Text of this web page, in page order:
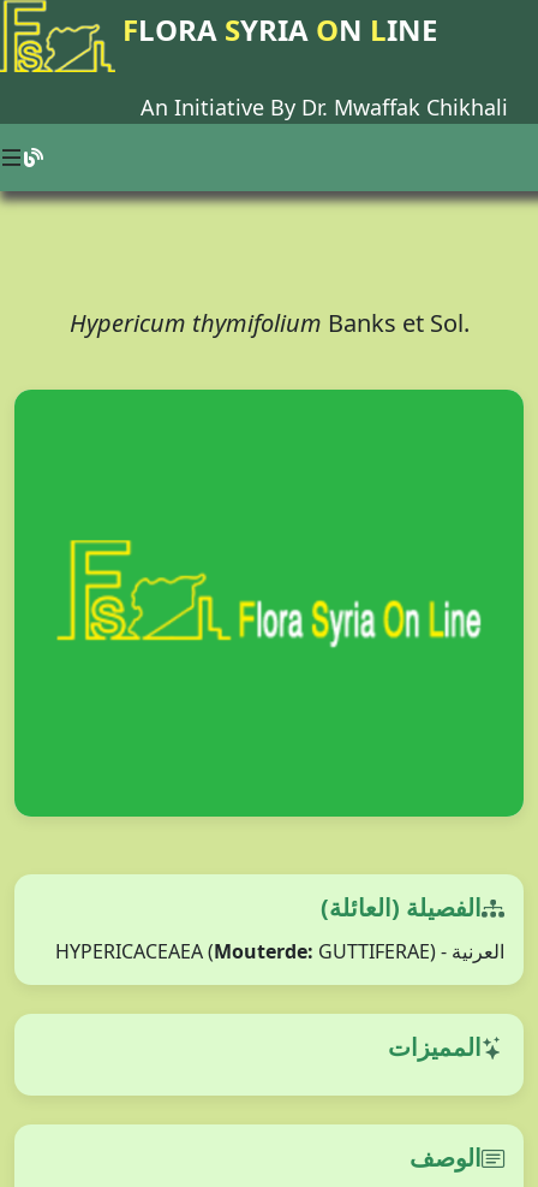
FLORA SYRIA ON LINE
An Initiative By Dr. Mwaffak Chikhali
Hypericum thymifolium Banks et Sol.
الفصيلة (العائلة)
العرنية - HYPERICACEAEA ( Mouterde: GUTTIFERAE)
المميزات
الوصف